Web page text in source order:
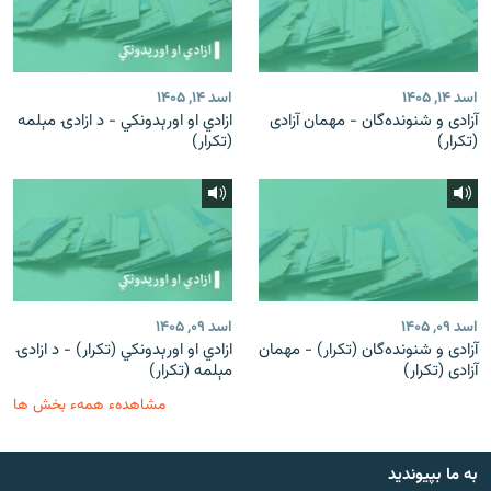
اسد ۱۴, ۱۴۰۵
آزادی و شنونده‌گان - مهمان آزادی
(تکرار)
اسد ۱۴, ۱۴۰۵
ازادي او اورېدونکي - د ازادۍ مېلمه
(تکرار)
اسد ۰۹, ۱۴۰۵
آزادی و شنونده‌گان (تکرار) - مهمان
آزادی (تکرار)
اسد ۰۹, ۱۴۰۵
ازادي او اورېدونکي (تکرار) - د ازادۍ
مېلمه (تکرار)
مشاهدهء همهء بخش ها
به ما بپیوندید